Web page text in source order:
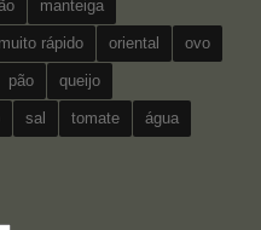
manteiga
muito rápido oriental ovo
pão queijo
sal tomate água